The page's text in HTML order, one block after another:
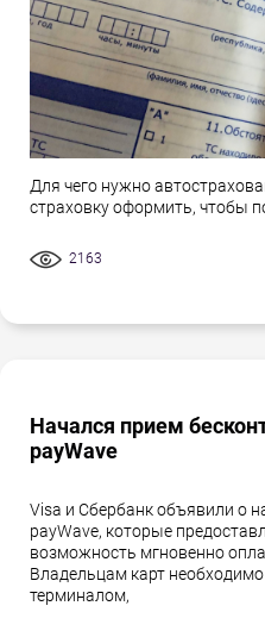
Для чего нужно
страховку оформить, чтобы
2163
Начался прием
payWave
Visa и Сбербанк объявили о
payWave, которые
возможность мгновенно
Владельцам карт
терминалом,